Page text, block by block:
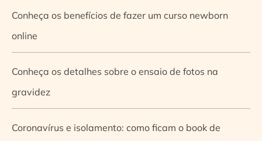
Conheça os benefícios de fazer um curso newborn
online
Conheça os detalhes sobre o ensaio de fotos na
gravidez
Coronavírus e isolamento: como ficam o book de